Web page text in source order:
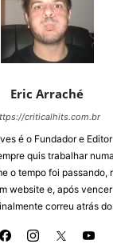
Eric Arraché
criticalhits.com.br
é o Fundador e
quis trabalhar
o tempo foi passando,
website e, após
correu atrás